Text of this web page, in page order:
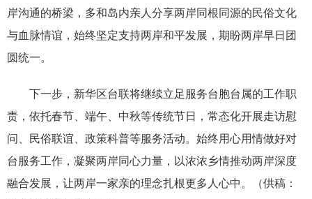
岸沟通的桥梁，多和岛内亲人分享两岸同根同源的民俗文化
与血脉情谊，始终坚定支持两岸和平发展，期盼两岸早日团
圆统一。
下一步，新华区台联将继续立足服务台胞台属的工作职
责，依托春节、端午、中秋等传统节日，常态化开展走访慰
问、民俗联谊、政策科普等服务活动。始终用心用情做好对
台服务工作，凝聚两岸同心力量，以浓浓乡情推动两岸深度
融合发展，让两岸一家亲的理念扎根更多人心中。
（供稿：